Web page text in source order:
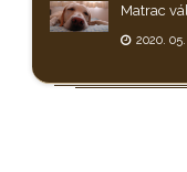
Matrac
2020.